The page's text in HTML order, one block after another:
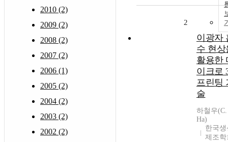
2010 (2)
2009 (2)
2008 (2)
2007 (2)
2006 (1)
2005 (2)
2004 (2)
2003 (2)
2002 (2)
2
이광자
수 현상
활용한
이크로
프린팅
술
하철우(C.
Ha)
한국생
제조학